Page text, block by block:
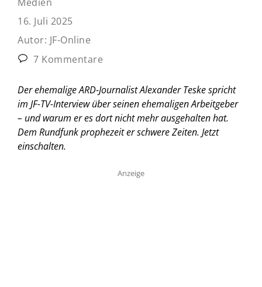
16. Juli 2025
Autor: JF-Online
7 Kommentare
Der ehemalige ARD-Journalist Alexander Teske spricht
im JF-TV-Interview über seinen ehemaligen Arbeitgeber
– und warum er es dort nicht mehr ausgehalten hat.
Dem Rundfunk prophezeit er schwere Zeiten. Jetzt
einschalten.
Anzeige